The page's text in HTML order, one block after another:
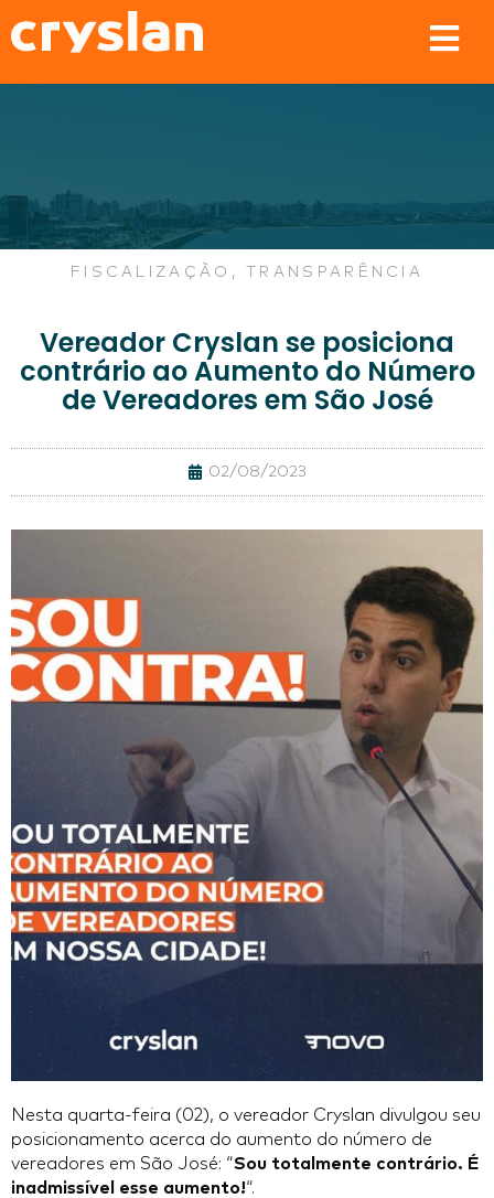
FISCALIZAÇÃO , TRANSPARÊNCIA
Vereador Cryslan se posiciona
contrário ao Aumento do Número
de Vereadores em São José
02/08/2023
Nesta quarta-feira (02), o vereador Cryslan divulgou seu
posicionamento acerca do aumento do número de
vereadores em São José: “Sou totalmente contrário. É
inadmissível esse aumento!“.